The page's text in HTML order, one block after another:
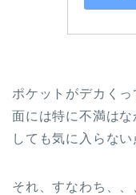
ポケットがデカく
面には特に不満は
しても気に入らな
それ、すなわち、、